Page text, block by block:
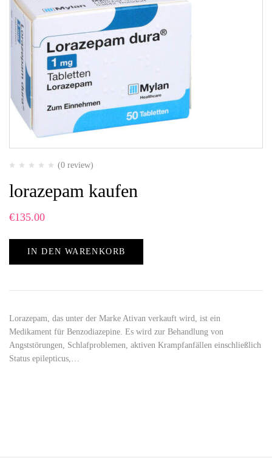
(0 review)
lorazepam kaufen
€135.00
IN DEN WARENKORB
Lorazepam, das unter der Marke Ativan verkauft wird, ist ein
Medikament für Benzodiazepine. Es wird zur Behandlung von
Angststörungen, Schlafproblemen, aktiven Krampfanfällen einschließlich
Status epilepticus,…